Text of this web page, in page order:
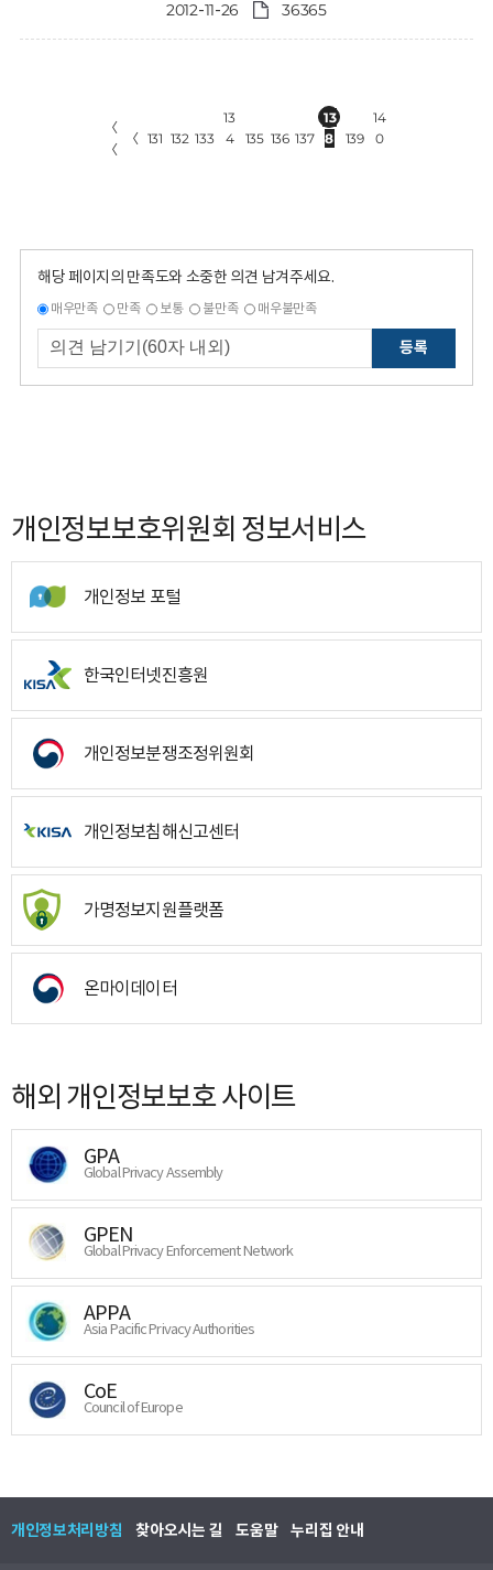
2012-11-26 36365
〈
〈
〈 131 132 133
13
4
135 136 137
13
8
139
14
0
해당 페이지의 만족도와 소중한 의견 남겨주세요.
매우만족 만족 보통 불만족 매우불만족
등록
개인정보보호위원회 정보서비스
개인정보 포털
한국인터넷진흥원
개인정보분쟁조정위원회
개인정보침해신고센터
가명정보지원플랫폼
온마이데이터
해외 개인정보보호 사이트
GPA
Global Privacy Assembly
GPEN
Global Privacy Enforcement Network
APPA
Asia Pacific Privacy Authorities
CoE
Council of Europe
개인정보처리방침 찾아오시는 길 도움말 누리집 안내